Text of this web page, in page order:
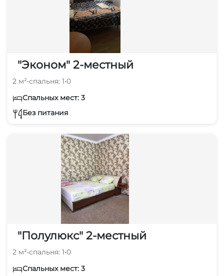
"Эконом" 2-местный
2 м²•спальня: 1•0
Спальных мест: 3
Без питания
"Полулюкс" 2-местный
2 м²•спальня: 1•0
Спальных мест: 3